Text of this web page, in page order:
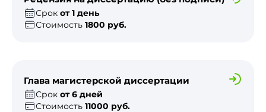
Срок от 1 день
Стоимость 1800 руб.
Глава магистерской диссертации
Срок от 6 дней
Стоимость 11000 руб.